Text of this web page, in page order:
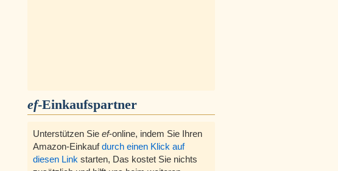
ef-Einkaufspartner
Unterstützen Sie ef-online, indem Sie Ihren
Amazon-Einkaufdurch einen Klick auf
diesen Link starten, Das kostet Sie nichts